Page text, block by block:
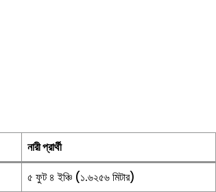
নারী প্রার্থী
৫ ফুট ৪ ইঞ্চি (১.৬২৫৬ মিটার)